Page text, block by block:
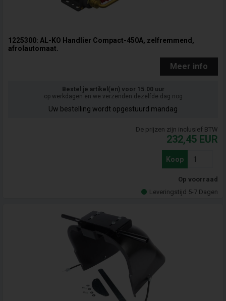
1225300: AL-KO Handlier Compact-450A, zelfremmend,
afrolautomaat.
Meer info
Bestel je artikel(en) voor 15.00 uur
op werkdagen en we verzenden dezelfde dag nog
Uw bestelling wordt opgestuurd mandag
De prijzen zijn inclusief BTW
232,45 EUR
Koop
Op voorraad
Leveringstijd 5-7 Dagen